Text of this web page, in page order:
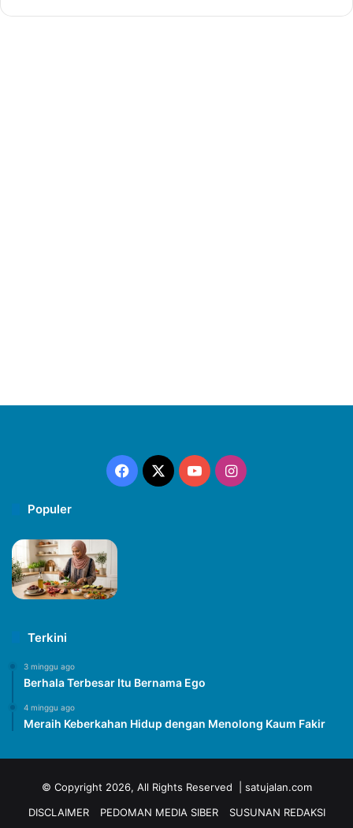
Facebook
X YouTubeInstagram
Populer
Terkini
3 minggu ago
Berhala Terbesar Itu Bernama Ego
4 minggu ago
Meraih Keberkahan Hidup dengan Menolong Kaum Fakir
© Copyright 2026, All Rights Reserved | satujalan.com
DISCLAIMER
PEDOMAN MEDIA SIBER SUSUNAN REDAKSI